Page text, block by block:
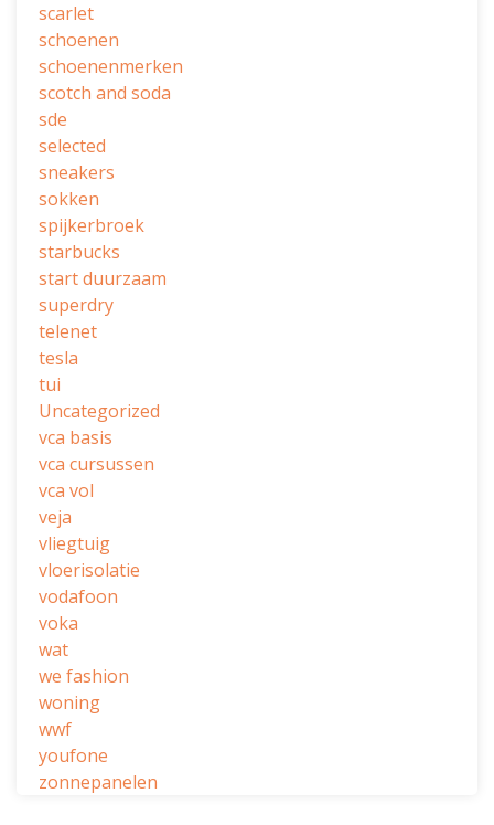
scarlet
schoenen
schoenenmerken
scotch and soda
sde
selected
sneakers
sokken
spijkerbroek
starbucks
start duurzaam
superdry
telenet
tesla
tui
Uncategorized
vca basis
vca cursussen
vca vol
veja
vliegtuig
vloerisolatie
vodafoon
voka
wat
we fashion
woning
wwf
youfone
zonnepanelen